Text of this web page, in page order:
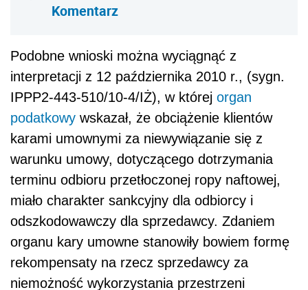
Komentarz
Podobne wnioski można wyciągnąć z
interpretacji z 12 października 2010 r., (sygn.
IPPP2-443-510/10-4/IŻ), w której organ
podatkowy wskazał, że obciążenie klientów
karami umownymi za niewywiązanie się z
warunku umowy, dotyczącego dotrzymania
terminu odbioru przetłoczonej ropy naftowej,
miało charakter sankcyjny dla odbiorcy i
odszkodowawczy dla sprzedawcy. Zdaniem
organu kary umowne stanowiły bowiem formę
rekompensaty na rzecz sprzedawcy za
niemożność wykorzystania przestrzeni